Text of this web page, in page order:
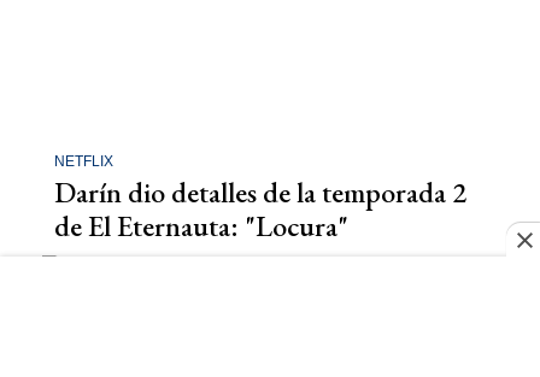
NETFLIX
Darín dio detalles de la temporada 2
de El Eternauta: "Locura"